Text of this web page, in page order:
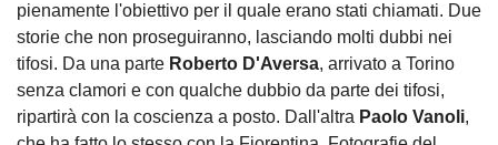
pienamente l'obiettivo per il quale erano stati chiamati. Due
storie che non proseguiranno, lasciando molti dubbi nei
tifosi. Da una parte Roberto D'Aversa, arrivato a Torino
senza clamori e con qualche dubbio da parte dei tifosi,
ripartirà con la coscienza a posto. Dall'altra Paolo Vanoli,